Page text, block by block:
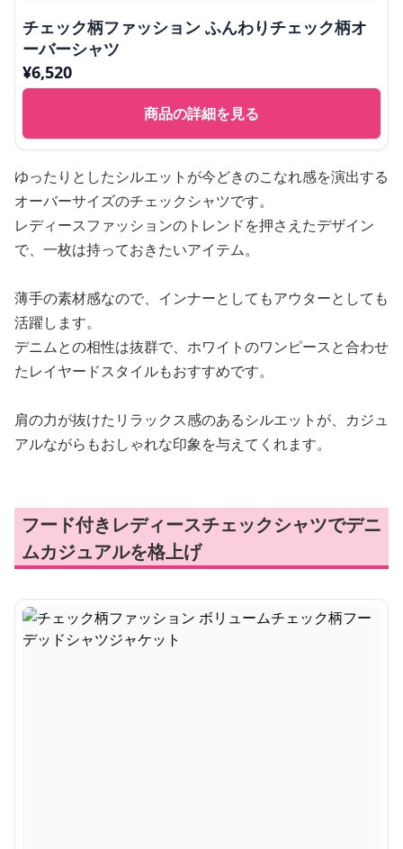
チェック柄ファッション ふんわりチェック柄オ
ーバーシャツ
¥6,520
商品の詳細を見る
ゆったりとしたシルエットが今どきのこなれ感を演出する
オーバーサイズのチェックシャツです。
レディースファッションのトレンドを押さえたデザイン
で、一枚は持っておきたいアイテム。
薄手の素材感なので、インナーとしてもアウターとしても
活躍します。
デニムとの相性は抜群で、ホワイトのワンピースと合わせ
たレイヤードスタイルもおすすめです。
肩の力が抜けたリラックス感のあるシルエットが、カジュ
アルながらもおしゃれな印象を与えてくれます。
フード付きレディースチェックシャツでデニ
ムカジュアルを格上げ